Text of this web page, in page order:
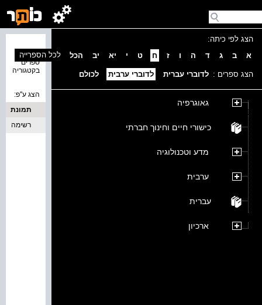
הצג לפי כיתה:
א
ב ג ד ה ו ז ח ט י יא יב הכל
הצג ספרים : לדוברי עברית לדוברי ערבית לכולם
גאוגרפיה
כישורי חיים וחינוך חברתי
מדע וטכנולוגיה
ערבית
עברית
ארכיון
ספרים
בקטגוריה
לכל הספרייה
הצג ע''פ:
תמונת
כריכה
רשימה